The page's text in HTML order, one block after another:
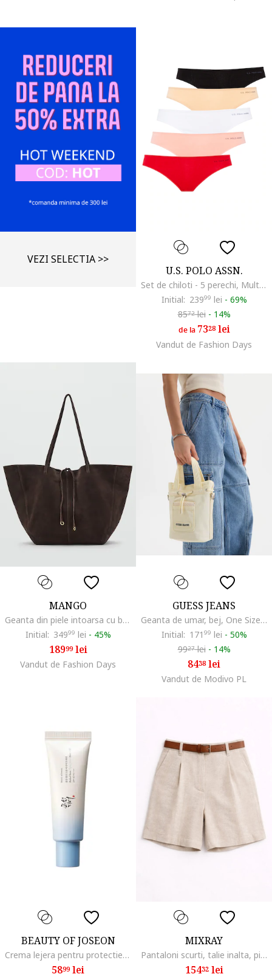
VEZI SELECTIA >>
U.S. POLO ASSN.
Set de chiloti - 5 perechi, Multicolor
Initial: 23999 lei - 69%
8572lei - 14%
de la 7328lei
Vandut de Fashion Days
MANGO
Geanta din piele intoarsa cu bareta de umar si model uni, Maro
Initial: 34999 lei - 45%
18999lei
Vandut de Fashion Days
GUESS JEANS
Geanta de umar, bej, One Size INTL
Initial: 171 99 lei - 50%
9927lei - 14%
8438 lei
Vandut de Modivo PL
BEAUTY OF JOSEON
Crema lejera pentru protectie solara cu SPF 50, PA++++, extract de orez si vit. B5, 50 ml
5899lei
MIXRAY
Pantaloni scurti, talie inalta, picior larg, natural, bumbac
15432lei